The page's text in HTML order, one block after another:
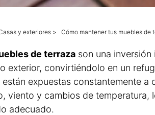
y exteriores > Cómo mantener tus muebles
de terraza son una
exterior, convirtiéndolo en un
están expuestas constantemente
viento y cambios de temperatura,
adecuado.